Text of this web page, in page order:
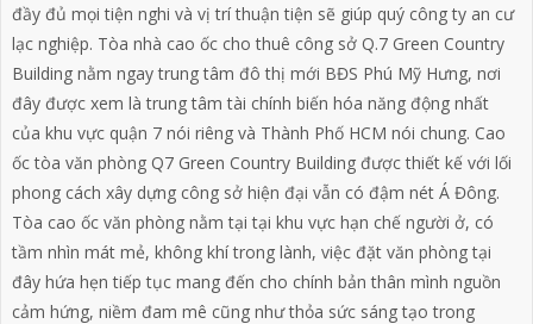
đầy đủ mọi tiện nghi và vị trí thuận tiện sẽ giúp quý công ty an cư
lạc nghiệp. Tòa nhà cao ốc cho thuê công sở Q.7 Green Country
Building nằm ngay trung tâm đô thị mới BĐS Phú Mỹ Hưng, nơi
đây được xem là trung tâm tài chính biến hóa năng động nhất
của khu vực quận 7 nói riêng và Thành Phố HCM nói chung. Cao
ốc tòa văn phòng Q7 Green Country Building được thiết kế với lối
phong cách xây dựng công sở hiện đại vẫn có đậm nét Á Đông.
Tòa cao ốc văn phòng nằm tại tại khu vực hạn chế người ở, có
tầm nhìn mát mẻ, không khí trong lành, việc đặt văn phòng tại
đây hứa hẹn tiếp tục mang đến cho chính bản thân mình nguồn
cảm hứng, niềm đam mê cũng như thỏa sức sáng tạo trong